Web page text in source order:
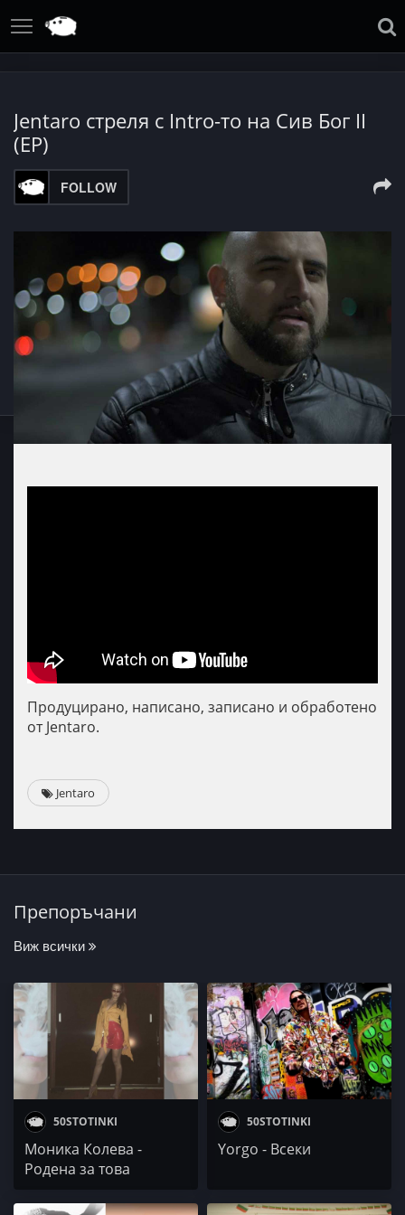
Jentaro стреля с Intro-то на Сив Бог II
(EP)
FOLLOW
Продуцирано, написано, записано и обработено
от Jentaro.
Jentaro
Препоръчани
Виж всички
50STOTINKI
Моника Колева -
Родена за това
50STOTINKI
Yorgo - Всеки